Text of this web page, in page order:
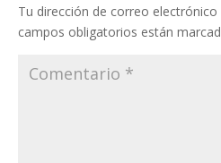
Tu dirección de correo electrónico
campos obligatorios están